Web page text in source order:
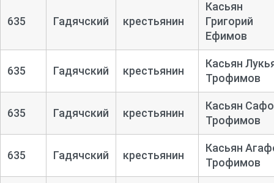
635 Гадячский крестьянин
Касьян
Григорий
Ефимов
635 Гадячский крестьянин
Касьян
Трофимов
635 Гадячский крестьянин
Касьян
Трофимов
635 Гадячский крестьянин
Касьян
Трофимов